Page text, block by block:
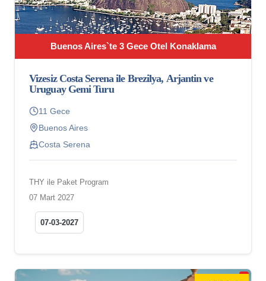
Buenos Aires`te 3 Gece Otel Konaklama
Vizesiz Costa Serena ile Brezilya, Arjantin ve
Uruguay Gemi Turu
11 Gece
Buenos Aires
Costa Serena
THY ile Paket Program
07 Mart 2027
07-03-2027